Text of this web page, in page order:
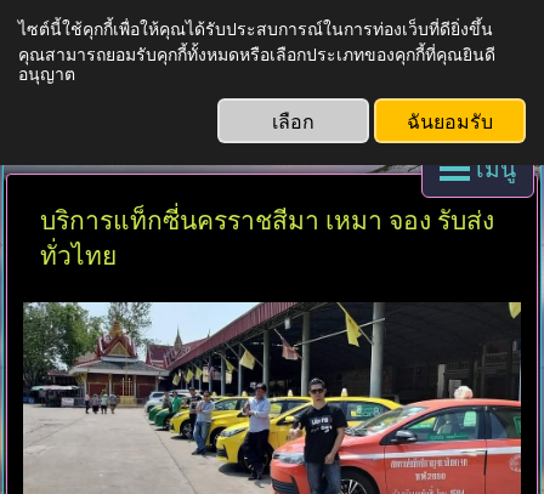
บริการแท็กซี่ทั่วไทย
เมนู
บริการแท็กซี่นครราชสีมา เหมา จอง รับส่ง
ทั่วไทย
ไซต์นี้ใช้คุกกี้เพื่อให้คุณได้รับประสบการณ์ในการท่องเว็บที่ดียิ่งขึ้น
คุณสามารถยอมรับคุกกี้ทั้งหมดหรือเลือกประเภทของคุกกี้ที่คุณยินดี
อนุญาต
เลือก ฉันยอมรับ